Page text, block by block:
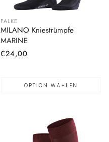
FALKE
MILANO Kniestrümpfe
MARINE
Normaler
€24,00
OPTION WÄHLEN